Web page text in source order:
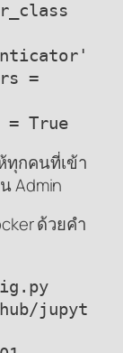
=
True
ทุกคนที่เข้า
Admin
ด้วยคำ
jupyt